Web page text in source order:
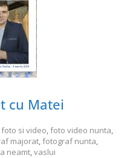
cu Matei
foto si video,foto video nunta,
majorat,fotograf nunta,
neamt,vaslui